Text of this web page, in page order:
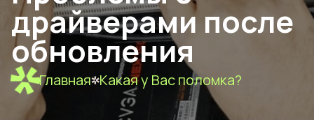
драйверами после
обновления
Главная Какая у Вас поломка?